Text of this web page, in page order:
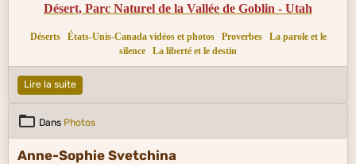
Désert, Parc Naturel de la Vallée de Goblin - Utah
Déserts États-Unis-Canada vidéos et photos Proverbes
La parole et le
silence
La liberté et le destin
Lire la suite
Dans Photos
Anne-Sophie Svetchina